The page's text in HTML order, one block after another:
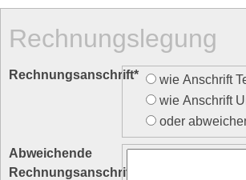
Rechnungslegung
Rechnungsanschrift*
wie Anschrift
wie Anschrift
oder
Abweichende
Rechnungsanschrift